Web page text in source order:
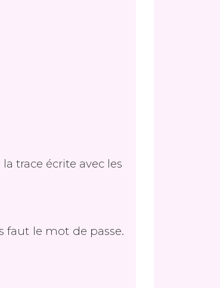
trace écrite avec les
faut le mot de passe.